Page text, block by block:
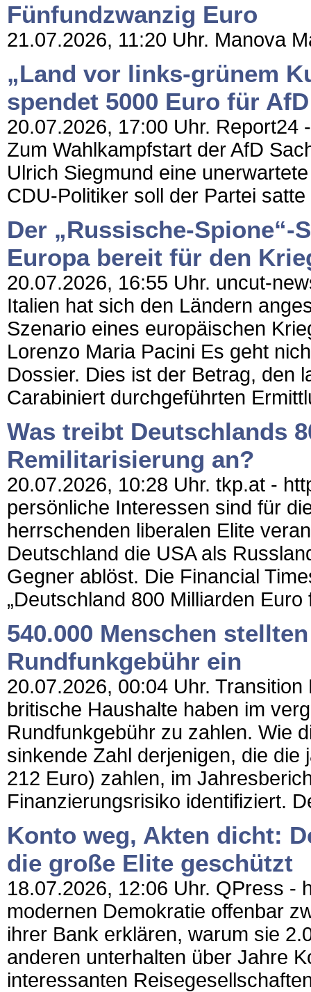
Fünfundzwanzig Euro
21.07.2026, 11:20 Uhr. Manova
„Land vor links-grünem
spendet 5000 Euro für
20.07.2026, 17:00 Uhr.
Zum Wahlkampfstart der AfD
Ulrich Siegmund eine
CDU-Politiker soll der Partei
Der „Russische-
Europa bereit für den
20.07.2026, 16:55 Uhr. uncut-
Italien hat sich den Ländern
Szenario eines europäischen
Lorenzo Maria Pacini Es geht
Dossier. Dies ist der Betrag, den
Carabiniert durchgeführten
Was treibt Deutschlands
Remilitarisierung an?
20.07.2026, 10:28 Uhr. tkp.at -
persönliche Interessen sind für
herrschenden liberalen Elite
Deutschland die USA als
Gegner ablöst. Die Financial
„Deutschland 800 Milliarden
540.000 Menschen
Rundfunkgebühr ein
20.07.2026, 00:04 Uhr.
britische Haushalte haben im
Rundfunkgebühr zu zahlen. Wie
sinkende Zahl derjenigen, die
212 Euro) zahlen, im
Finanzierungsrisiko identifiziert.
Konto weg, Akten dicht:
die große Elite geschützt
18.07.2026, 12:06 Uhr. QPress -
modernen Demokratie offenbar
ihrer Bank erklären, warum sie
anderen unterhalten über Jahre
interessanten